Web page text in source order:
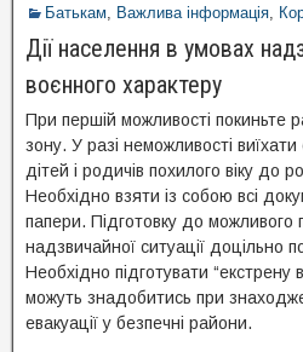
Батькам
Важлива інформація
Дії населення в умовах
воєнного характеру
При першій можливості покиньте
зону. У разі неможливості
дітей і родичів похилого віку до
Необхідно взяти із собою всі
папери. Підготовку до можливого
надзвичайної ситуації доцільно
Необхідно підготувати “екстрену
можуть знадобитись при
евакуації у безпечні райони.